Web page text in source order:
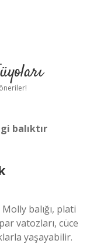
balıktır
balığı, plati
vatozları, cüce
yaşayabilir.